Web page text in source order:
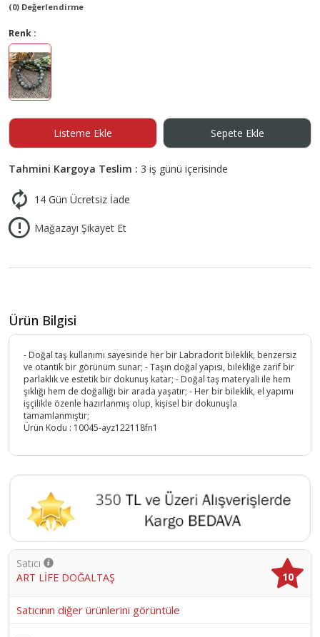
(0) Değerlendirme
Renk :
Listeme Ekle Sepete Ekle
Tahmini Kargoya Teslim : 3 iş günü içerisinde
14 Gün Ücretsiz İade
Mağazayı Şikayet Et
Ürün Bilgisi
- Doğal taş kullanımı sayesinde her bir Labradorit bileklik, benzersiz
ve otantik bir görünüm sunar; - Taşın doğal yapısı, bilekliğe zarif bir
parlaklık ve estetik bir dokunuş katar; - Doğal taş materyali ile hem
şıklığı hem de doğallığı bir arada yaşatır; - Her bir bileklik, el yapımı
işçilikle özenle hazırlanmış olup, kişisel bir dokunuşla
tamamlanmıştır;
Ürün Kodu : 10045-ayz122118fn1
Satıcı
ART LİFE DOĞALTAŞ
10
Satıcının diğer ürünlerini görüntüle